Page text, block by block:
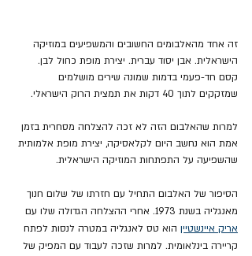
זה אחד מהאלבומים החשובים והמשפיעים במוזיקה
הישראלית. אבן יסוד עברית. יצירת מופת כחול לבן.
קסם חד-פעמי בדמות שמונה שירים מושלמים
שמזקקים לתוך 40 דקות את תמצית הרוק הישראלי.
למרות שהאלבום הזה לא זכה להצלחה מסחרית בזמן
אמת הוא נחשב היום לקלאסיקה, יצירת מופת אלמותית
שהשפיעה על התפתחות המוזיקה הישראלית.
הסיפור של האלבום התחיל עם חזרתו של שלום חנוך
מאנגליה בשנת 1973. אחרי ההצלחה הגדולה שלו עם
אריק איינשטיין הוא טס לאנגליה במטרה לנסות לפתח
קריירה בינלאומית. למרות שזכה לעבוד עם המפיק של